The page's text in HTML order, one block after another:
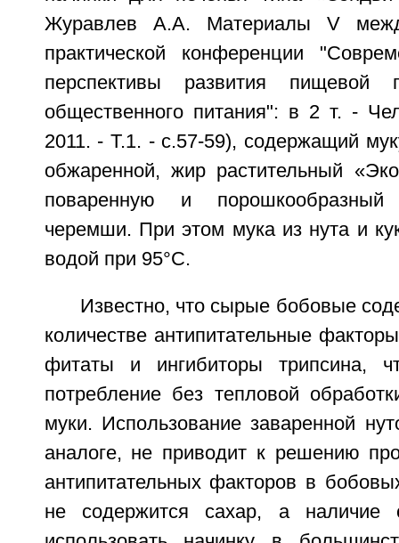
Журавлев А.А. Материалы V
практической конференции
перспективы развития пищевой
общественного питания": в 2 т. -
2011. - T.1. - с.57-59), содержащий
обжаренной, жир растительный
поваренную и
черемши. При этом мука из нута и
водой при 95°C.
Известно, что сырые бобовые
количестве антипитательные
фитаты и ингибиторы трипсина,
потребление без тепловой
муки. Использование заваренной
аналоге, не приводит к решению
антипитательных факторов в
не содержится сахар, а наличие